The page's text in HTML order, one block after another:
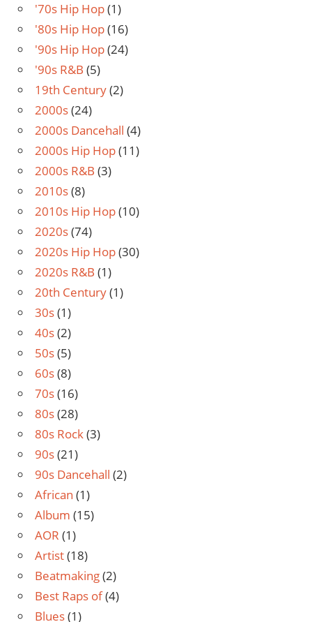
'70s Hip Hop(1)
'80s Hip Hop(16)
'90s Hip Hop(24)
'90s R&B (5)
19th Century(2)
2000s(24)
2000s Dancehall (4)
2000s Hip Hop(11)
2000s R&B (3)
2010s(8)
2010s Hip Hop(10)
2020s(74)
2020s Hip Hop(30)
2020s R&B (1)
20th Century(1)
30s(1)
40s(2)
50s(5)
60s(8)
70s(16)
80s(28)
80s Rock(3)
90s(21)
90s Dancehall (2)
African (1)
Album (15)
AOR (1)
Artist(18)
Beatmaking(2)
Best Raps of(4)
Blues(1)